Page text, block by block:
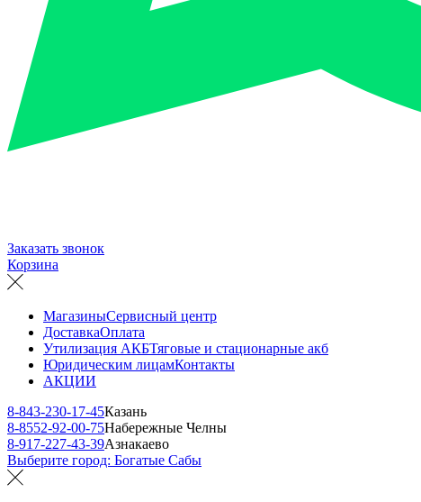
Заказать звонок
Корзина
МагазиныСервисный центр
ДоставкаОплата
Утилизация АКБТяговые и стационарные акб
Юридическим лицамКонтакты
АКЦИИ
8-843-230-17-45Казань
8-8552-92-00-75Набережные Челны
8-917-227-43-39Азнакаево
Выберите город: Богатые Сабы